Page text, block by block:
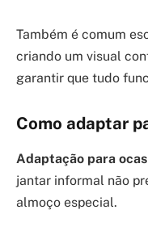
Também é comum
criando um visual
garantir que tudo
Como adaptar
Adaptação para
jantar informal não
almoço especial.